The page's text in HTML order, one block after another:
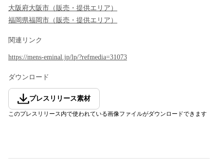
大阪府大阪市 （ 販売・提供エリア ）
福岡県福岡市 （ 販売・提供エリア ）
関連リンク
https://mens-eminal.jp/lp/?refmedia=31073
ダウンロード
プレスリリース素材
このプレスリリース内で使われている画像ファイルがダウンロードできます